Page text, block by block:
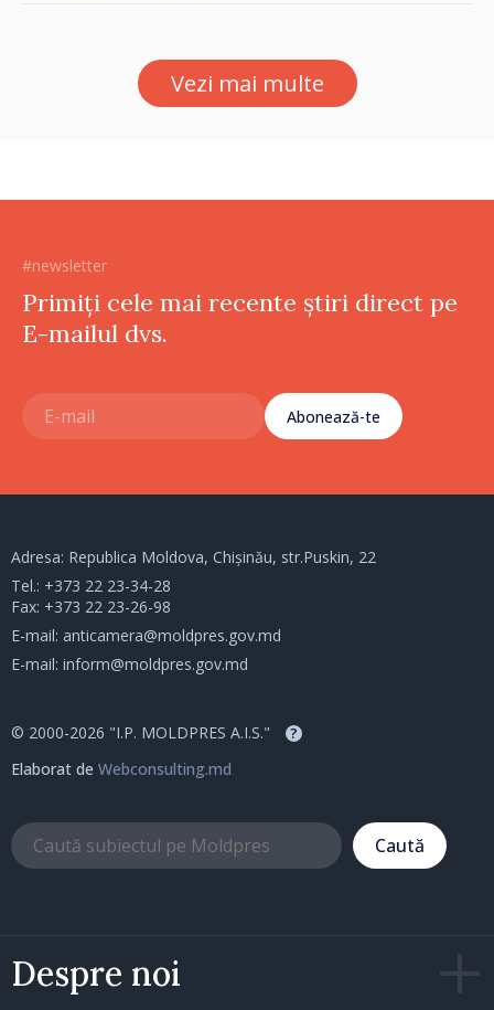
Vezi mai multe
#newsletter
Primiți cele mai recente știri direct pe
E-mailul dvs.
Abonează-te
Despre noi
Adresa: Republica Moldova, Chișinău, str.Puskin, 22
Tel.: +373 22 23-34-28
Fax: +373 22 23-26-98
E-mail: anticamera@moldpres.gov.md
E-mail: inform@moldpres.gov.md
© 2000-2026 "I.P. MOLDPRES A.I.S." ?
Elaborat de Webconsulting.md
Caută